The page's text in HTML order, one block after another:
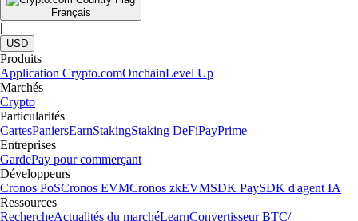
Français
|
USD
Produits
Application Crypto.comOnchainLevel Up
Marchés
Crypto
Particularités
CartesPaniersEarnStakingStaking DeFiPayPrime
Entreprises
GardePay pour commerçant
Développeurs
Cronos PoSCronos EVMCronos zkEVMSDK PaySDK d'agent IA
Ressources
RechercheActualités du marchéLearnConvertisseur BTC/